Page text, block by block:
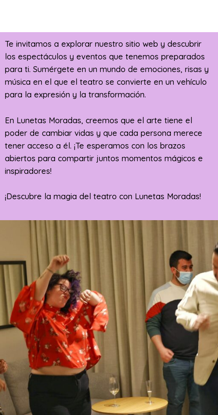
Te invitamos a explorar nuestro sitio web y descubrir
los espectáculos y eventos que tenemos preparados
para ti. Sumérgete en un mundo de emociones, risas y
música en el que el teatro se convierte en un vehículo
para la expresión y la transformación.
En Lunetas Moradas, creemos que el arte tiene el
poder de cambiar vidas y que cada persona merece
tener acceso a él. ¡Te esperamos con los brazos
abiertos para compartir juntos momentos mágicos e
inspiradores!
¡Descubre la magia del teatro con Lunetas Moradas!